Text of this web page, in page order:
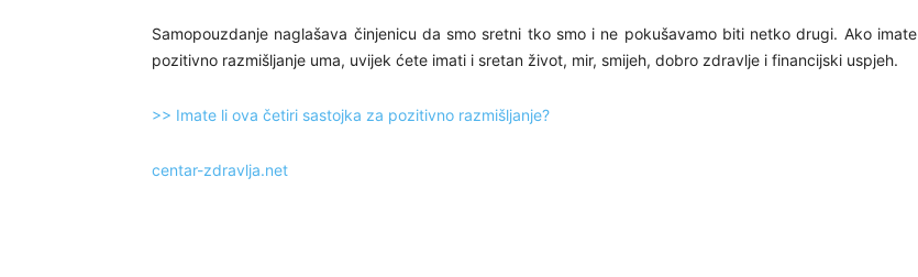
Samopouzdanje naglašava činjenicu da smo sretni tko smo i ne pokušavamo biti netko drugi. Ako imate
pozitivno razmišljanje uma, uvijek ćete imati i sretan život, mir, smijeh, dobro zdravlje i financijski uspjeh.
>> Imate li ova četiri sastojka za pozitivno razmišljanje?
centar-zdravlja.net